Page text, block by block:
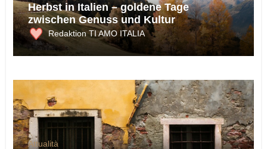
Herbst in Italien – goldene Tage
zwischen Genuss und Kultur
Redaktion TI AMO ITALIA
Attualità